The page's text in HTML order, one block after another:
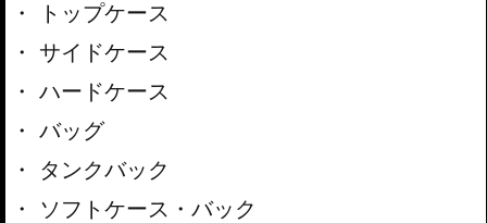
トップケース
サイドケース
ハードケース
バッグ
タンクバック
ソフトケース・バック